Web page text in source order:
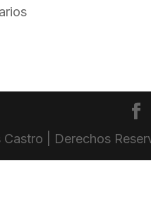
Castro | Derechos